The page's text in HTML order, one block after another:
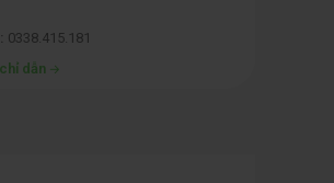
0338.415.181
dẫn